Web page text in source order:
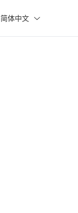
简体中文